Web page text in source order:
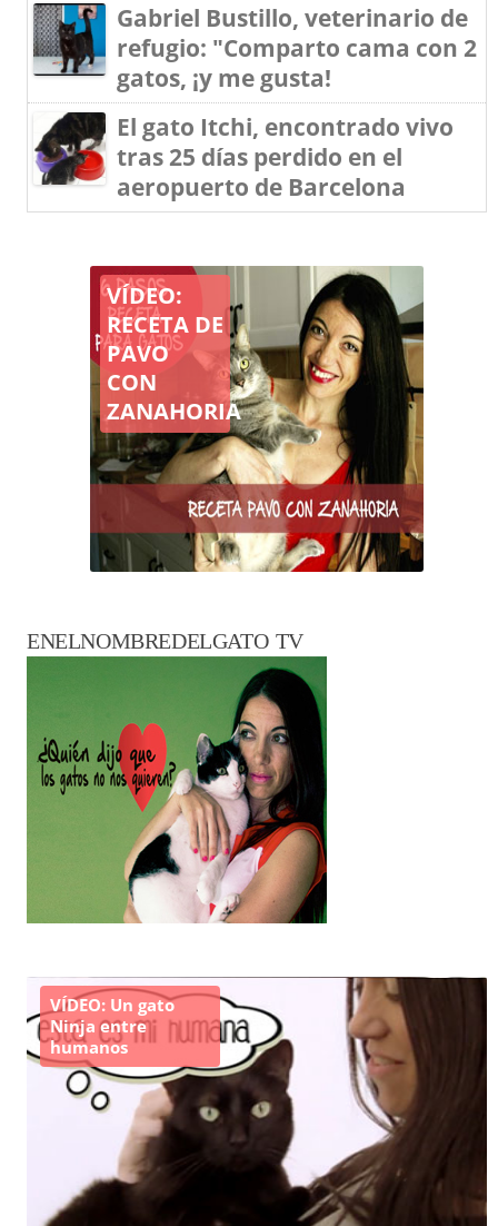
Gabriel Bustillo, veterinario de
refugio: "Comparto cama con 2
gatos, ¡y me gusta!
El gato Itchi, encontrado vivo
tras 25 días perdido en el
aeropuerto de Barcelona
VÍDEO:
RECETA DE
PAVO
CON
ZANAHORIA
ENELNOMBREDELGATO TV
VÍDEO: Un gato
Ninja entre
humanos